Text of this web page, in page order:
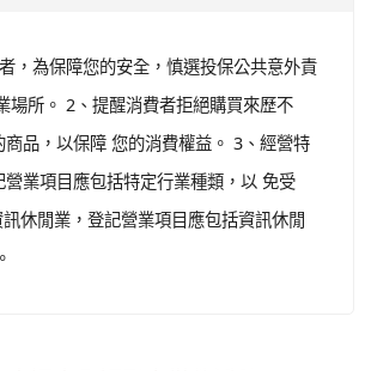
，為保障您的安全，慎選投保公共意外責
場所。 2、提醒消費者拒絕購買來歷不
商品，以保障 您的消費權益。 3、經營特
營業項目應包括特定行業種類，以 免受
休閒業，登記營業項目應包括資訊休閒